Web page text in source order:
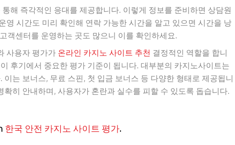
해 즉각적인 응대를 제공합니다. 이렇게 정보를 준비하면 상담원
영 시간도 미리 확인해 연락 가능한 시간을 알고 있으면 시간을 낭
객센터를 운영하는 곳도 많으니 이를 확인하세요.
사용자 평가가 온라인 카지노 사이트 추천 결정적인 역할을 합니
후기에서 중요한 평가 기준이 됩니다. 대부분의 카지노사이트는
는 보너스, 무료 스핀, 첫 입금 보너스 등 다양한 형태로 제공됩니
히 안내하며, 사용자가 혼란과 실수를 피할 수 있도록 돕습니다.
한국 안전 카지노 사이트 평가.